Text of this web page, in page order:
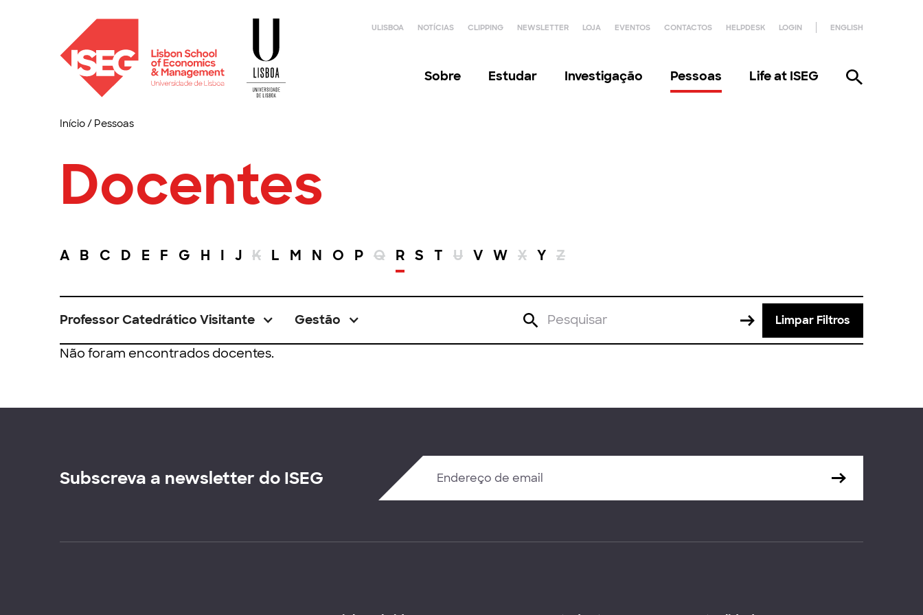
ULISBOA NOTÍCIAS CLIPPING NEWSLETTER LOJA EVENTOS CONTACTOS HELPDESK LOGIN ENGLISH
Sobre Estudar Investigação Pessoas Life at ISEG
Início/ Pessoas
Docentes
A B C D E F G H I J K L M N O P Q R S T U V W X Y Z
Professor Catedrático Visitante Gestão Limpar Filtros
Não foram encontrados docentes.
Subscreva a newsletter do ISEG